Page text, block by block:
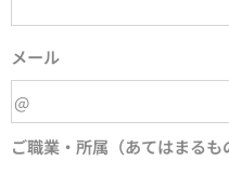
メール
ご職業・所属（あてはまるも